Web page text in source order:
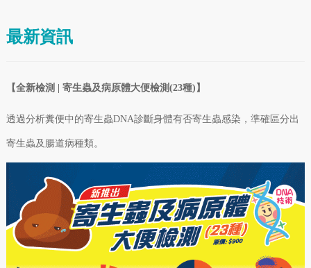
最新資訊
【全新檢測 | 寄生蟲及病原體大便檢測(23種)】
透過分析糞便中的寄生蟲DNA診斷身體有否寄生蟲感染，準確區分出
寄生蟲及腸道病種類。